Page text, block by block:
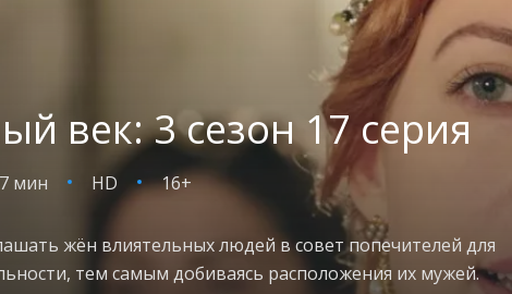
век: 3 сезон 17 серия
мин HD 16+
жён влиятельных людей в совет попечителей для
тем самым добиваясь расположения их мужей.